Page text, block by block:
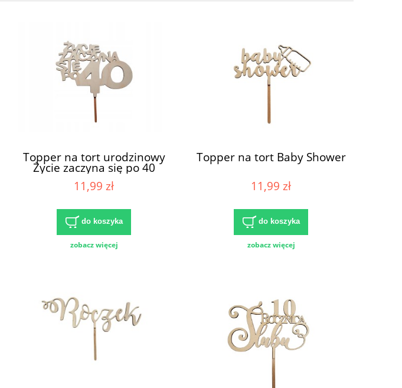
Topper na tort urodzinowy
Życie zaczyna się po 40
11,99 zł
do koszyka
zobacz więcej
Topper na tort Baby Shower
11,99 zł
do koszyka
zobacz więcej